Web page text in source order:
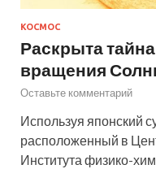
КОСМОС
Раскрыта
вращения
Оставьте комментарий
Используя японский
расположенный в
Института физико-